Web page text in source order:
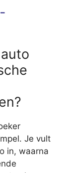
Je vult
in, waarna